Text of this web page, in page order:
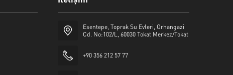
Esentepe, Toprak Su Evleri, Orhangazi
Cd. No:102/L, 60030 Tokat Merkez/Tokat
+90 356 212 57 77